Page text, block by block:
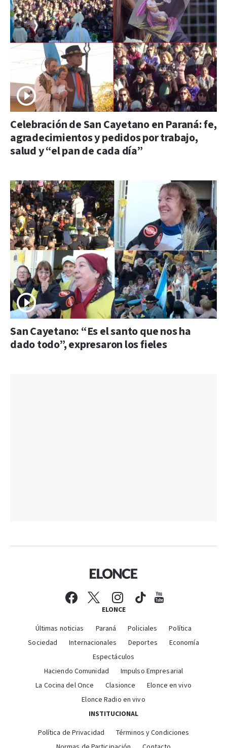
Celebración de San Cayetano en Paraná: fe,
agradecimientos y pedidos por trabajo,
salud y “el pan de cada día”
San Cayetano: “Es el santo que nos ha
dado todo”, expresaron los fieles
ELONCE
Últimas noticias Paraná Policiales
Política
Sociedad
Internacionales Deportes
Economía
Espectáculos
Haciendo Comunidad
Impulso Empresarial
La Cocina del Once
Clasionce
Elonce en vivo
Elonce Radio en vivo
INSTITUCIONAL
Política de Privacidad
Términos y Condiciones